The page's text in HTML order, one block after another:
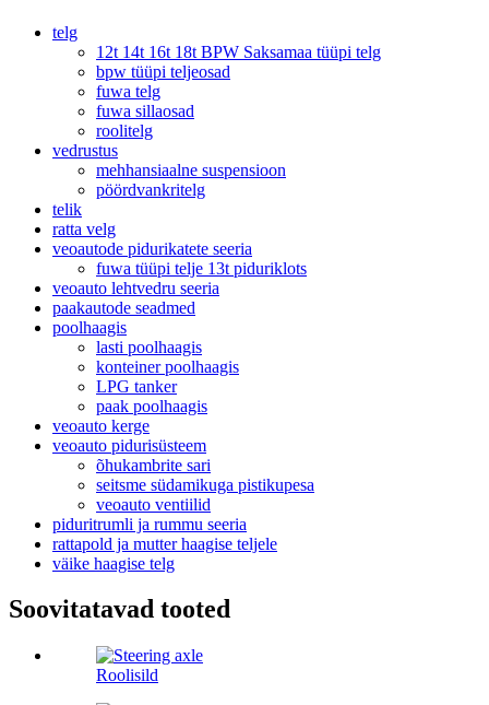
telg
12t 14t 16t 18t BPW Saksamaa tüüpi telg
bpw tüüpi teljeosad
fuwa telg
fuwa sillaosad
roolitelg
vedrustus
mehhansiaalne suspensioon
pöördvankritelg
telik
ratta velg
veoautode pidurikatete seeria
fuwa tüüpi telje 13t piduriklots
veoauto lehtvedru seeria
paakautode seadmed
poolhaagis
lasti poolhaagis
konteiner poolhaagis
LPG tanker
paak poolhaagis
veoauto kerge
veoauto pidurisüsteem
õhukambrite sari
seitsme südamikuga pistikupesa
veoauto ventiilid
piduritrumli ja rummu seeria
rattapold ja mutter haagise teljele
väike haagise telg
Soovitatavad tooted
Roolisild